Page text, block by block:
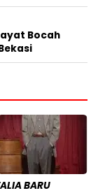
Bocah
BARU